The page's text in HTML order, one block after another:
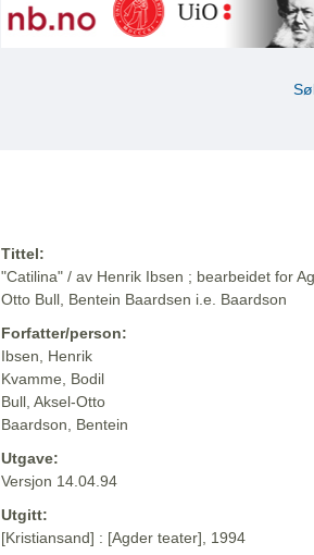
Tittel:
"Catilina" / av Henrik Ibsen ; bearbeidet for
Otto Bull, Bentein Baardsen i.e. Baardson
Forfatter/person:
Ibsen, Henrik
Kvamme, Bodil
Bull, Aksel-Otto
Baardson, Bentein
Utgave:
Versjon 14.04.94
Utgitt:
[Kristiansand] : [Agder teater], 1994